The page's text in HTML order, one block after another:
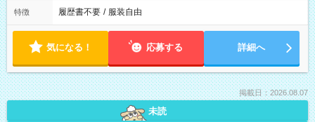
特徴 履歴書不要 / 服装自由
気になる！ 応募する 詳細へ
掲載日：2026.08.07
未読